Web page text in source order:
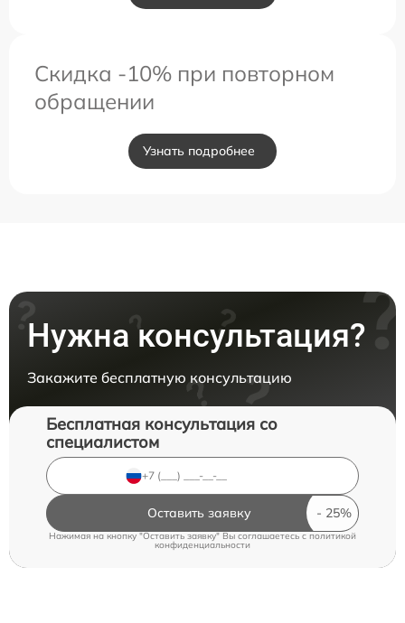
Скидка -10% при повторном
обращении
Узнать подробнее
Нужна консультация?
Закажите бесплатную консультацию
Бесплатная консультация со
специалистом
Оставить заявку
Нажимая на кнопку "Оставить заявку" Вы соглашаетесь cполитикой
конфиденциальности